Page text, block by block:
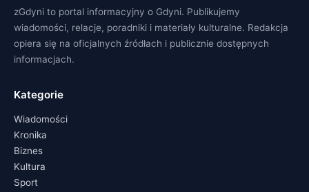
zGdyni to portal informacyjny o Gdyni. Publikujemy
wiadomości, relacje, poradniki i materiały kulturalne. Redakcja
opiera się na oficjalnych źródłach i publicznie dostępnych
informacjach.
Kategorie
Wiadomości
Kronika
Biznes
Kultura
Sport